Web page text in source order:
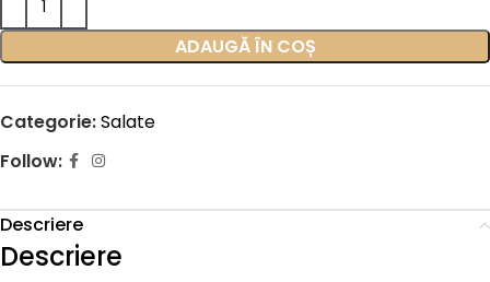
ADAUGĂ ÎN COȘ
Categorie:Salate
Follow:
Descriere
Descriere